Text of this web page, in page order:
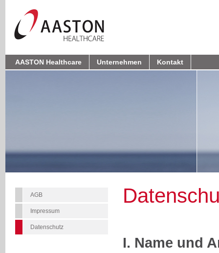
AASTON Healthcare Unternehmen Kontakt
AGB
Impressum
Datenschutz
I. Name und